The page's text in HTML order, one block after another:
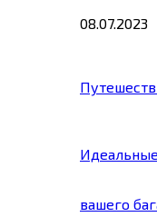
08.07.2023
вашего